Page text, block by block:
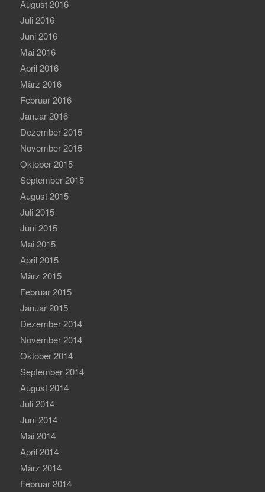
August 2016
Juli 2016
Juni 2016
Mai 2016
April 2016
März 2016
Februar 2016
Januar 2016
Dezember 2015
November 2015
Oktober 2015
September 2015
August 2015
Juli 2015
Juni 2015
Mai 2015
April 2015
März 2015
Februar 2015
Januar 2015
Dezember 2014
November 2014
Oktober 2014
September 2014
August 2014
Juli 2014
Juni 2014
Mai 2014
April 2014
März 2014
Februar 2014